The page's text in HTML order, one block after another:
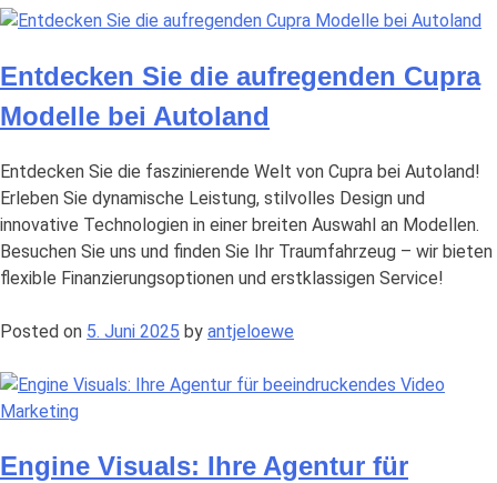
Entdecken Sie die aufregenden Cupra
Modelle bei Autoland
Entdecken Sie die faszinierende Welt von Cupra bei Autoland!
Erleben Sie dynamische Leistung, stilvolles Design und
innovative Technologien in einer breiten Auswahl an Modellen.
Besuchen Sie uns und finden Sie Ihr Traumfahrzeug – wir bieten
flexible Finanzierungsoptionen und erstklassigen Service!
Posted on 5. Juni 2025 by antjeloewe
Engine Visuals: Ihre Agentur für